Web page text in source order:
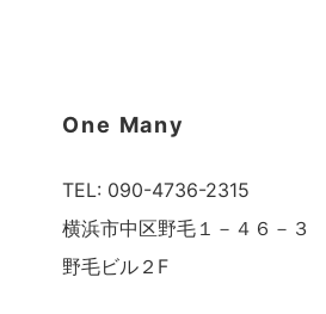
One Many
TEL: 090-4736-2315
横浜市中区野毛１－４６－３
野毛ビル２F